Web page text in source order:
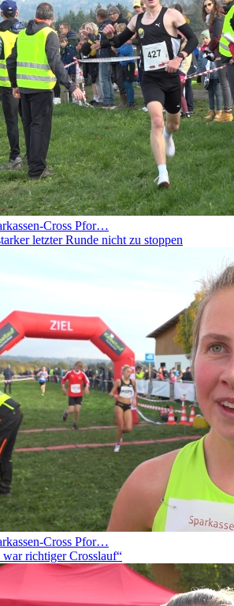
Cross Pfor…
letzter Runde nicht zu stoppen
Cross Pfor…
richtiger Crosslauf“